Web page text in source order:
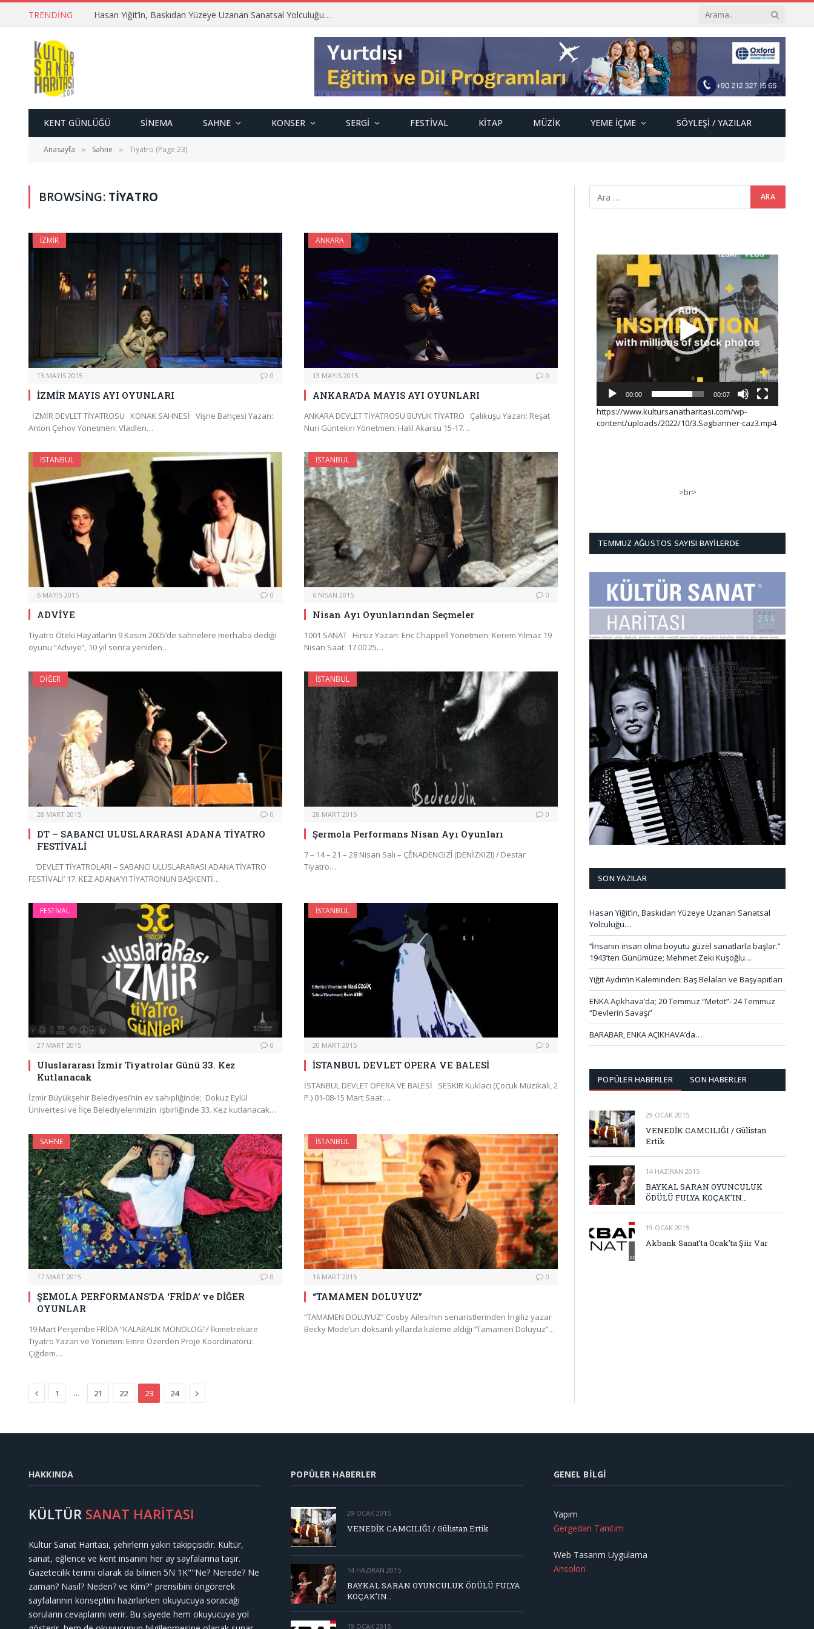
TRENDING Hasan Yiğit’in, Baskıdan Yüzeye Uzanan Sanatsal Yolculuğu…
KENT GÜNLÜĞÜ SINEMA SAHNE KONSER SERGI FESTIVAL KITAP MÜZIK YEME İÇME SÖYLEŞI / YAZILAR
Anasayfa » Sahne » Tiyatro (Page 23)
BROWSING: TIYATRO
İZMIR
13 MAYIS 2015 0
İZMİR MAYIS AYI OYUNLARI
İZMİR DEVLET TİYATROSU KONAK SAHNESİ Vişne Bahçesi Yazan:
Anton Çehov Yönetmen: Vladlen…
ANKARA
13 MAYIS 2015 0
ANKARA’DA MAYIS AYI OYUNLARI
ANKARA DEVLET TİYATROSU BÜYÜK TİYATRO Çalıkuşu Yazan: Reşat
Nuri Güntekin Yönetmen: Halil Akarsu 15-17…
İSTANBUL
6 MAYIS 2015 0
ADVİYE
Tiyatro Öteki Hayatlar’ın 9 Kasım 2005’de sahnelere merhaba dediği
oyunu “Adviye”, 10 yıl sonra yeniden…
İSTANBUL
6 NISAN 2015 0
Nisan Ayı Oyunlarından Seçmeler
1001 SANAT Hırsız Yazan: Eric Chappell Yönetmen: Kerem Yılmaz 19
Nisan Saat: 17.00 25…
DIĞER
28 MART 2015 0
DT – SABANCI ULUSLARARASI ADANA TİYATRO
FESTİVALİ
’DEVLET TİYATROLARI – SABANCI ULUSLARARASI ADANA TİYATRO
FESTİVALİ’ 17. KEZ ADANA’YI TİYATRONUN BAŞKENTİ…
İSTANBUL
28 MART 2015 0
Şermola Performans Nisan Ayı Oyunları
7 – 14 – 21 – 28 Nisan Salı – ÇÊNADENGIZÎ (DENİZKIZI) / Destar
Tiyatro…
FESTIVAL
27 MART 2015 0
Uluslararası İzmir Tiyatrolar Günü 33. Kez
Kutlanacak
İzmir Büyükşehir Belediyesi’nin ev sahipliğinde; Dokuz Eylül
Ünivertesi ve İlçe Belediyelerimizin işbirliğinde 33. Kez kutlanacak…
İSTANBUL
20 MART 2015 0
İSTANBUL DEVLET OPERA VE BALESİ
İSTANBUL DEVLET OPERA VE BALESİ SESKIR Kuklacı (Çocuk Müzikali, 2
P.) 01-08-15 Mart Saat:…
SAHNE
17 MART 2015 0
ŞEMOLA PERFORMANS’DA ‘FRİDA’ ve DİĞER
OYUNLAR
19 Mart Perşembe FRİDA “KALABALIK MONOLOG”/ İkimetrekare
Tiyatro Yazan ve Yöneten: Emre Özerden Proje Koordinatörü:
Çiğdem…
İSTANBUL
16 MART 2015 0
“TAMAMEN DOLUYUZ”
“TAMAMEN DOLUYUZ” Cosby Ailesi’nin senaristlerinden İngiliz yazar
Becky Mode’un doksanlı yıllarda kaleme aldığı ‘’Tamamen Doluyuz’’…
Previous
1 … 21 22 23 24 Next
Video
oynatıcı
00:00 00:07
https://www.kultursanatharitasi.com/wp-
content/uploads/2022/10/3.Sagbanner-caz3.mp4
>br>
TEMMUZ AĞUSTOS SAYISI BAYILERDE
SON YAZILAR
Hasan Yiğit’in, Baskıdan Yüzeye Uzanan Sanatsal
Yolculuğu…
‘’İnsanın insan olma boyutu güzel sanatlarla başlar.’’
1943’ten Günümüze; Mehmet Zeki Kuşoğlu…
Yiğit Aydın’ın Kaleminden: Baş Belaları ve Başyapıtları
ENKA Açıkhava’da; 20 Temmuz “Metot”- 24 Temmuz
“Devlerin Savaşı”
BARABAR, ENKA AÇIKHAVA’da…
POPÜLER HABERLER SON HABERLER
29 OCAK 2015
VENEDİK CAMCILIĞI / Gülistan
Ertik
14 HAZIRAN 2015
BAYKAL SARAN OYUNCULUK
ÖDÜLÜ FULYA KOÇAK’IN…
19 OCAK 2015
Akbank Sanat’ta Ocak’ta Şiir Var
HAKKINDA
KÜLTÜR SANAT HARİTASI
Kültür Sanat Haritası, şehirlerin yakın takipçisidir. Kültür,
sanat, eğlence ve kent insanını her ay sayfalarına taşır.
Gazetecilik terimi olarak da bilinen 5N 1K""Ne? Nerede? Ne
zaman? Nasıl? Neden? ve Kim?" prensibini öngörerek
sayfalarının konseptini hazırlarken okuyucuya soracağı
soruların cevaplarını verir. Bu sayede hem okuyucuya yol
POPÜLER HABERLER
29 OCAK 2015
VENEDİK CAMCILIĞI / Gülistan Ertik
14 HAZIRAN 2015
BAYKAL SARAN OYUNCULUK ÖDÜLÜ FULYA
KOÇAK’IN…
19 OCAK 2015
GENEL BILGI
Yapım
Gergedan Tanıtım
Web Tasarım Uygulama
Ansolon